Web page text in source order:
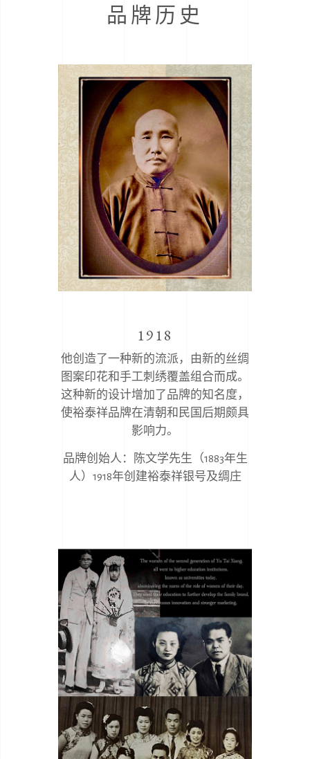
品牌历史
1918
他创造了一种新的流派，由新的丝绸
图案印花和手工刺绣覆盖组合而成。
这种新的设计增加了品牌的知名度，
使裕泰祥品牌在清朝和民国后期颇具
影响力。
品牌创始人：陈文学先生（1883年生
人）1918年创建裕泰祥银号及绸庄